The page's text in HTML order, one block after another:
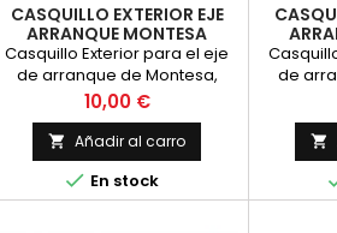
CASQUILLO EXTERIOR EJE
ARRANQUE MONTESA
Casquillo Exterior para el eje
de arranque de Montesa,
Valido para Modelos de
Cross, Enduro y Carretera.
Diametro interior 16 mm.
Diametro exterior 22 mm. y
con voladizo de 28 mm.
Espesor de 10 mm. en total.
Precio
10,00 €
 Añadir al carro
 En stock
de
Cross,
